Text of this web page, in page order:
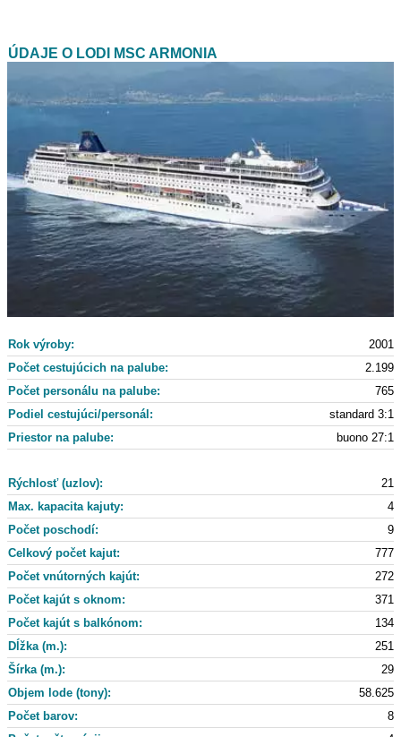
ÚDAJE O LODI MSC ARMONIA
Rok výroby:
2001
Počet cestujúcich na palube:
2.199
Počet personálu na palube:
765
Podiel cestujúci/personál:
standard 3:1
Priestor na palube:
buono 27:1
21
Rýchlosť (uzlov):
4
Max. kapacita kajuty:
Počet poschodí:
9
Celkový počet kajut:
777
Počet vnútorných kajút:
272
Počet kajút s oknom:
371
Počet kajút s balkónom:
134
Dĺžka (m.):
251
Šírka (m.):
29
Objem lode (tony):
58.625
Počet barov:
8